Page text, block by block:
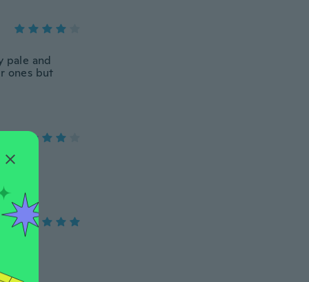
pale and
ones but